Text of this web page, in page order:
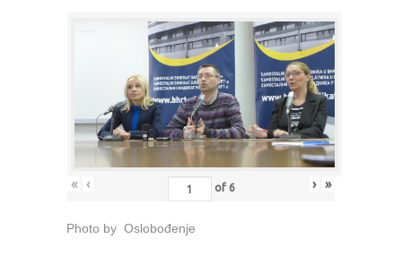
« ‹ of 6 › »
Photo by Oslobođenje